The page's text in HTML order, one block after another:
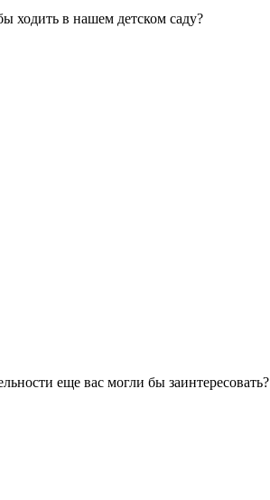
ходить в нашем детском саду?
еще вас могли бы заинтересовать?